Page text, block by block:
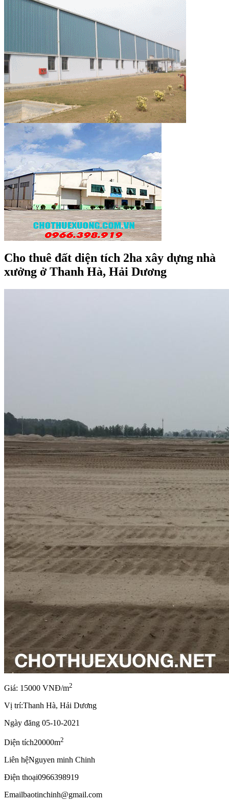
Cho thuê đất diện tích 2ha xây dựng nhà
xưởng ở Thanh Hà, Hải Dương
Giá: 15000 VNĐ/m2
Vị trí:Thanh Hà, Hải Dương
Ngày đăng 05-10-2021
Diện tích20000m2
Liên hệNguyen minh Chinh
Điện thoại0966398919
Emailbaotinchinh@gmail.com